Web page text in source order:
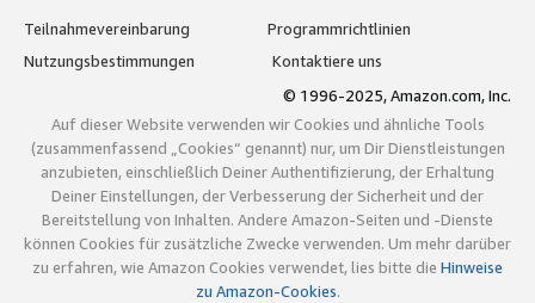
Teilnahmevereinbarung
Programmrichtlinien
Nutzungsbestimmungen
Kontaktiere uns
© 1996-2025, Amazon.com, Inc.
Auf dieser Website verwenden wir Cookies und ähnliche Tools
(zusammenfassend „Cookies“ genannt) nur, um Dir Dienstleistungen
anzubieten, einschließlich Deiner Authentifizierung, der Erhaltung
Deiner Einstellungen, der Verbesserung der Sicherheit und der
Bereitstellung von Inhalten. Andere Amazon-Seiten und -Dienste
können Cookies für zusätzliche Zwecke verwenden. Um mehr darüber
zu erfahren, wie Amazon Cookies verwendet, lies bitte die Hinweise
zu Amazon-Cookies.